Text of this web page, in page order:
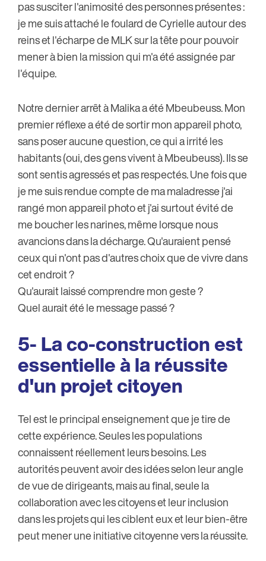
pas susciter l'animosité des personnes présentes :
je me suis attaché le foulard de Cyrielle autour des
reins et l'écharpe de MLK sur la tête pour pouvoir
mener à bien la mission qui m'a été assignée par
l'équipe.
Notre dernier arrêt à Malika a été Mbeubeuss. Mon
premier réflexe a été de sortir mon appareil photo,
sans poser aucune question, ce qui a irrité les
habitants (oui, des gens vivent à Mbeubeuss). Ils se
sont sentis agressés et pas respectés. Une fois que
je me suis rendue compte de ma maladresse j'ai
rangé mon appareil photo et j'ai surtout évité de
me boucher les narines, même lorsque nous
avancions dans la décharge. Qu'auraient pensé
ceux qui n'ont pas d'autres choix que de vivre dans
cet endroit ?
Qu'aurait laissé comprendre mon geste ?
Quel aurait été le message passé ?
5- La co-construction est
essentielle à la réussite
d'un projet citoyen
Tel est le principal enseignement que je tire de
cette expérience. Seules les populations
connaissent réellement leurs besoins. Les
autorités peuvent avoir des idées selon leur angle
de vue de dirigeants, mais au final, seule la
collaboration avec les citoyens et leur inclusion
dans les projets qui les ciblent eux et leur bien-être
peut mener une initiative citoyenne vers la réussite.